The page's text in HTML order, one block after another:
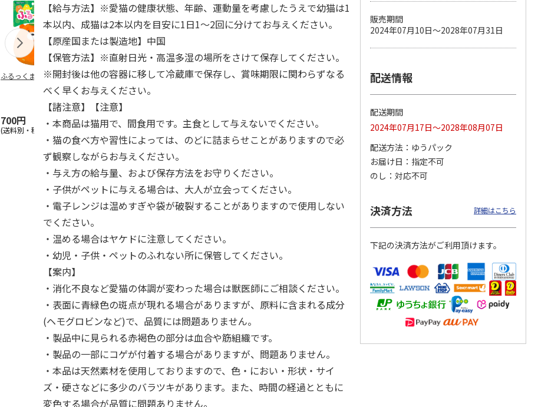
ふるっくま みかん
700円
(送料別・税込)
デオトイレ 飛び散
らない消臭・抗菌サ
ンド 4L
1,320円
(送料別・税込)
獣医師開発 ニオイ
1,550円
(送料別・税込)
無添加良品 カムカ
470円
(送料別・税込)
銀のスプーン パウ
120円
(送料別・税込)
ペット線香 虹のか
なた フルーティフ
ローラルの香り
590円
(送料別・税込)
えBOX とりささ…
380円
(送料別・税込)
【給与方法】※愛猫の健康状態、年齢、運動量を考慮したうえで幼猫は1
本以内、成猫は2本以内を目安に1日1～2回に分けてお与えください。
【原産国または製造地】中国
【保管方法】※直射日光・高温多湿の場所をさけて保存してください。
※開封後は他の容器に移して冷蔵庫で保存し、賞味期限に関わらずなる
べく早くお与えください。
【諸注意】【注意】
・本商品は猫用で、間食用です。主食として与えないでください。
・猫の食べ方や習性によっては、のどに詰まらせことがありますので必
ず観察しながらお与えください。
・与え方の給与量、および保存方法をお守りください。
・子供がペットに与える場合は、大人が立会ってください。
・電子レンジは温めすぎや袋が破裂することがありますので使用しない
でください。
・温める場合はヤケドに注意してください。
・幼児・子供・ペットのふれない所に保管してください。
【案内】
・消化不良など愛猫の体調が変わった場合は獣医師にご相談ください。
・表面に青緑色の斑点が現れる場合がありますが、原料に含まれる成分
(ヘモグロビンなど)で、品質には問題ありません。
・製品中に見られる赤褐色の部分は血合や筋組織です。
・製品の一部にコゲが付着する場合がありますが、問題ありません。
・本品は天然素材を使用しておりますので、色・におい・形状・サイ
ズ・硬さなどに多少のバラツキがあります。また、時間の経過とともに
変色する場合が品質に問題ありません。
販売期間
2024年07月10日～2028年07月31日
配送情報
配送期間
2024年07月17日～2028年08月07日
配送方法
ゆうパック
お届け日
指定不可
のし
対応不可
決済方法 詳細はこちら
下記の決済方法がご利用頂けます。